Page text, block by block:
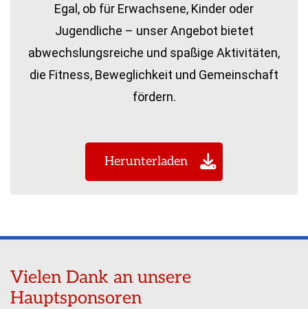
Egal, ob für Erwachsene, Kinder oder
Jugendliche – unser Angebot bietet
abwechslungsreiche und spaßige Aktivitäten,
die Fitness, Beweglichkeit und Gemeinschaft
fördern.
Herunterladen
Vielen Dank an unsere
Hauptsponsoren